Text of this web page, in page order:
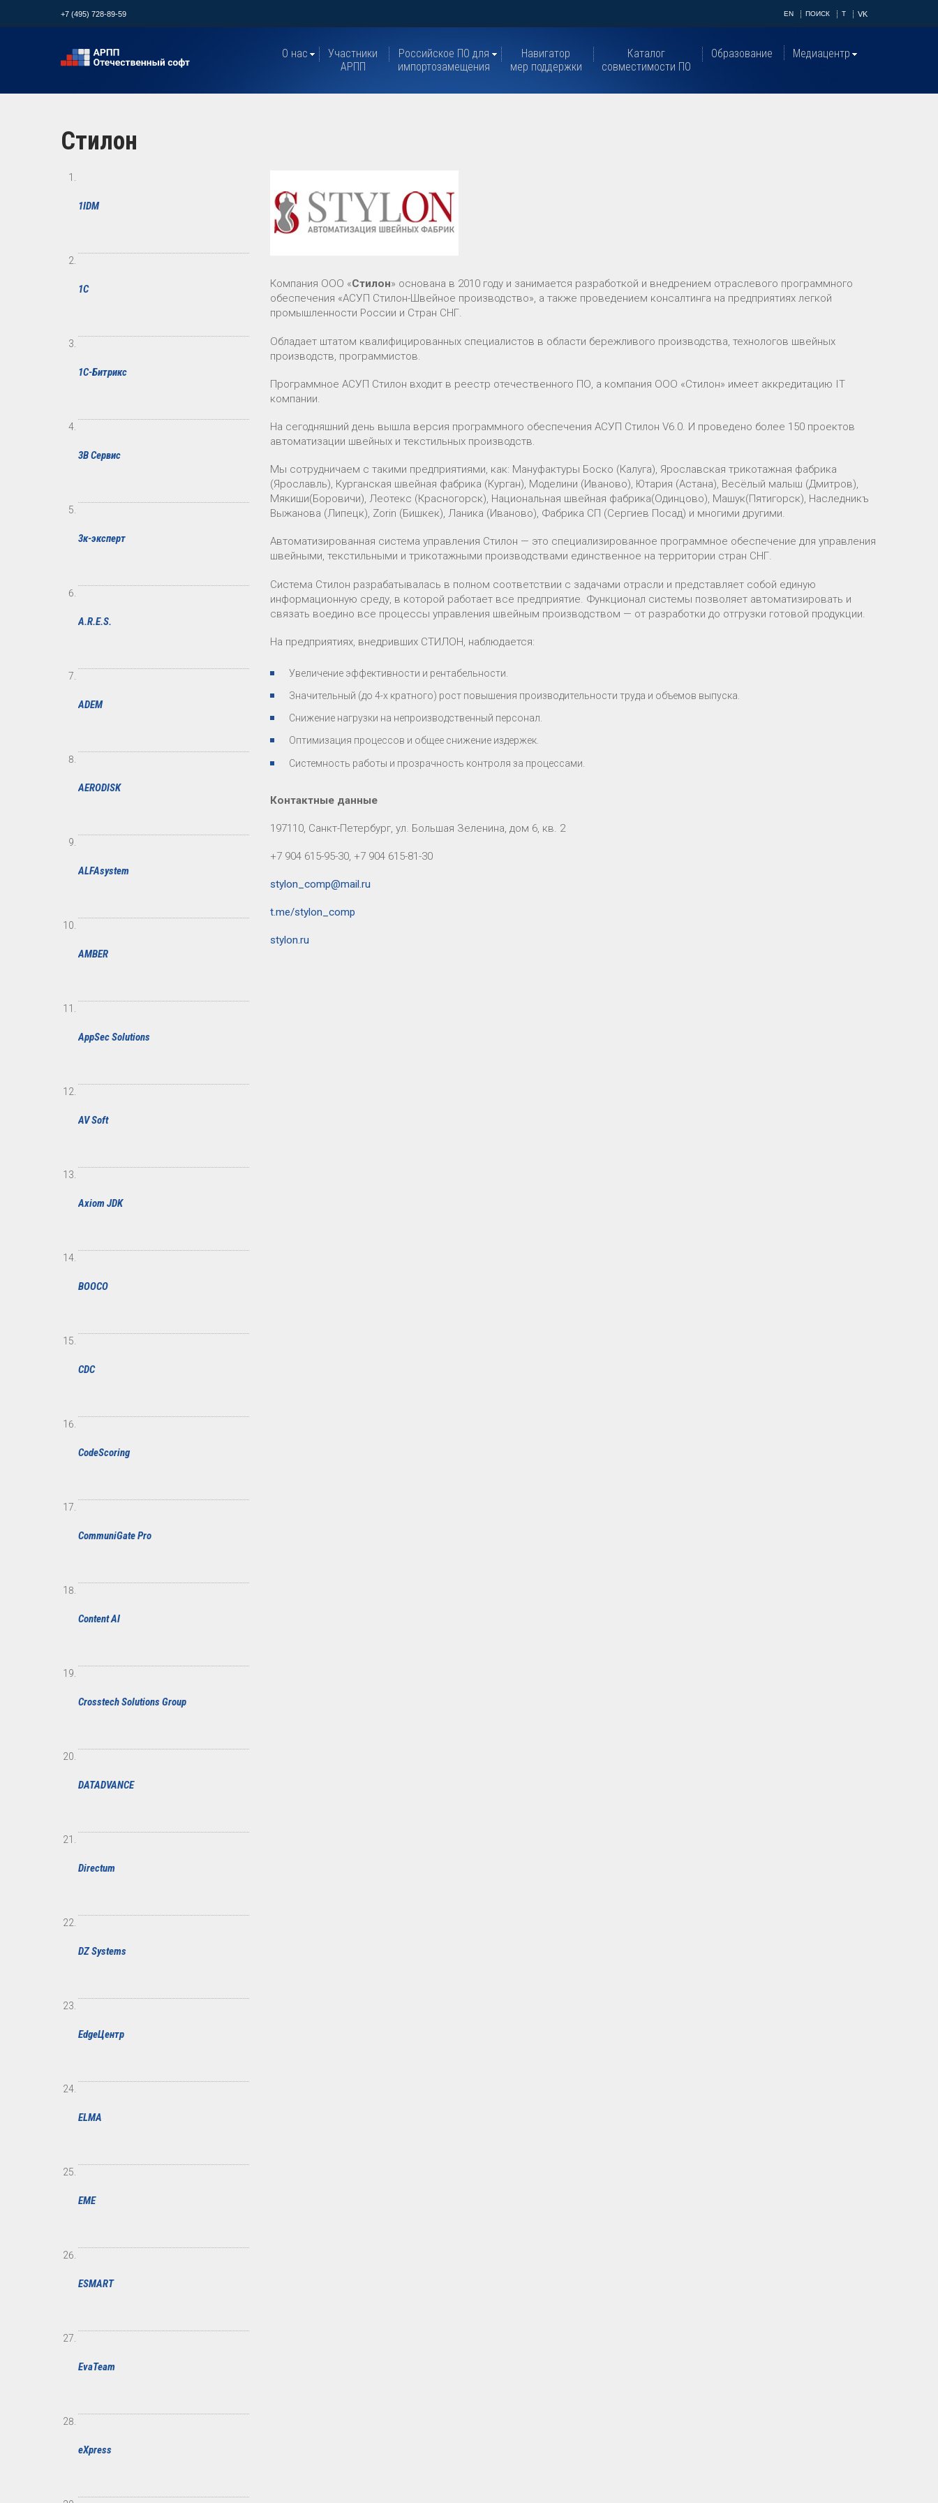
+7 (495) 728-89-59 EN ПОИСК T VK
О нас
Участники
АРПП
Российское ПО для
импортозамещения
Навигатор
мер поддержки
Каталог
совместимости ПО
Образование Медиацентр
Стилон
1IDM
1С
1С-Битрикс
3В Сервис
3к-эксперт
A.R.E.S.
ADEM
AERODISK
ALFAsystem
AMBER
AppSec Solutions
AV Soft
Axiom JDK
BOOCO
CDC
CodeScoring
CommuniGate Pro
Content AI
Crosstech Solutions Group
DATADVANCE
Directum
DZ Systems
EdgeЦентр
ELMA
EME
ESMART
EvaTeam
eXpress
Компания ООО «Стилон» основана в 2010 году и занимается разработкой и внедрением отраслевого программного
обеспечения «АСУП Стилон-Швейное производство», а также проведением консалтинга на предприятиях легкой
промышленности России и Стран СНГ.
Обладает штатом квалифицированных специалистов в области бережливого производства, технологов швейных
производств, программистов.
Программное АСУП Стилон входит в реестр отечественного ПО, а компания ООО «Стилон» имеет аккредитацию IT
компании.
На сегодняшний день вышла версия программного обеспечения АСУП Стилон V6.0. И проведено более 150 проектов
автоматизации швейных и текстильных производств.
Мы сотрудничаем с такими предприятиями, как: Мануфактуры Боско (Калуга), Ярославская трикотажная фабрика
(Ярославль), Курганская швейная фабрика (Курган), Моделини (Иваново), Ютария (Астана), Весёлый малыш (Дмитров),
Мякиши(Боровичи), Леотекс (Красногорск), Национальная швейная фабрика(Одинцово), Машук(Пятигорск), Наследникъ
Выжанова (Липецк), Zorin (Бишкек), Ланика (Иваново), Фабрика СП (Сергиев Посад) и многими другими.
Автоматизированная система управления Стилон — это специализированное программное обеспечение для управления
швейными, текстильными и трикотажными производствами единственное на территории стран СНГ.
Система Стилон разрабатывалась в полном соответствии с задачами отрасли и представляет собой единую
информационную среду, в которой работает все предприятие. Функционал системы позволяет автоматизировать и
связать воедино все процессы управления швейным производством — от разработки до отгрузки готовой продукции.
На предприятиях, внедривших СТИЛОН, наблюдается:
Увеличение эффективности и рентабельности.
Значительный (до 4-х кратного) рост повышения производительности труда и объемов выпуска.
Снижение нагрузки на непроизводственный персонал.
Оптимизация процессов и общее снижение издержек.
Системность работы и прозрачность контроля за процессами.
Контактные данные
197110, Санкт-Петербург, ул. Большая Зеленина, дом 6, кв. 2
+7 904 615-95-30, +7 904 615-81-30
stylon_comp@mail.ru
t.me/stylon_comp
stylon.ru